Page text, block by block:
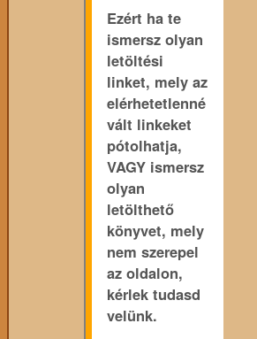
Ezért ha te
ismersz olyan
letöltési
linket, mely az
elérhetetlenné
vált linkeket
pótolhatja,
VAGY ismersz
olyan
letölthető
könyvet, mely
nem szerepel
az oldalon,
kérlek tudasd
velünk.